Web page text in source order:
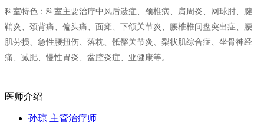
科室特色：科室主要治疗中风后遗症、颈椎病、肩周炎、网球肘、腱
鞘炎、颈背痛、偏头痛、面瘫、下颌关节炎、腰椎椎间盘突出症、腰
肌劳损、急性腰扭伤、落枕、骶髂关节炎、梨状肌综合症、坐骨神经
痛、减肥、慢性胃炎、盆腔炎症、亚健康等。
医师介绍
孙琼 主管治疗师